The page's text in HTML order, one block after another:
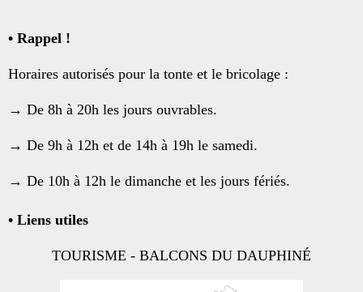
• Rappel !
Horaires autorisés pour la tonte et le bricolage :
→ De 8h à 20h les jours ouvrables.
→ De 9h à 12h et de 14h à 19h le samedi.
→ De 10h à 12h le dimanche et les jours fériés.
• Liens utiles
TOURISME - BALCONS DU DAUPHINÉ